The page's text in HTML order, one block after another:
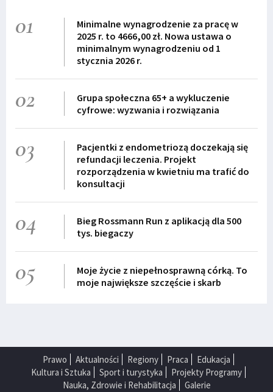
01
Minimalne wynagrodzenie za pracę w
2025 r. to 4666,00 zł. Nowa ustawa o
minimalnym wynagrodzeniu od 1
stycznia 2026 r.
02
Grupa społeczna 65+ a wykluczenie
cyfrowe: wyzwania i rozwiązania
03
Pacjentki z endometriozą doczekają się
refundacji leczenia. Projekt
rozporządzenia w kwietniu ma trafić do
konsultacji
04
Bieg Rossmann Run z aplikacją dla 500
tys. biegaczy
05
Moje życie z niepełnosprawną córką. To
moje największe szczęście i skarb
Prawo Aktualności Regiony Praca
Edukacja
Kultura i Sztuka
Sport i turystyka
Projekty Programy
Nauka, Zdrowie i Rehabilitacja
Galerie